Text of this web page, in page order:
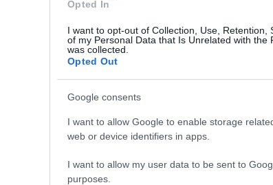
Opted In
I want to opt-out of Collection, Use, Retention,
of my Personal Data that Is Unrelated with the
was collected.
Opted Out
Google consents
I want to allow Google to enable storage
web or device identifiers in apps.
I want to allow my user data to be sent to
purposes.